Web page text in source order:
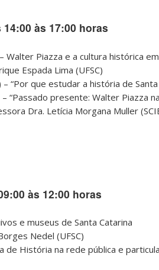
às 17:00 horas
Piazza e a cultura histórica
Espada Lima (UFSC)
“Por que estudar a história de Santa
“Passado presente: Walter Piazza
Dra. Letícia Morgana Muller
às 12:00 horas
e museus de Santa Catarina
Nedel (UFSC)
de História na rede pública e